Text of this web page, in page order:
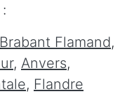
Brabant Flamand,
, Anvers,
, Flandre